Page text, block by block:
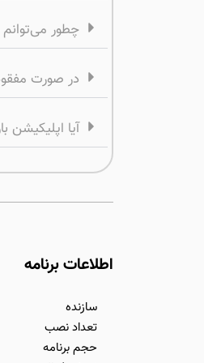
چطور
در صورت
آیا اپلیکیشن
اطلاعات برنامه
سازنده
تعداد نصب
حجم برنامه